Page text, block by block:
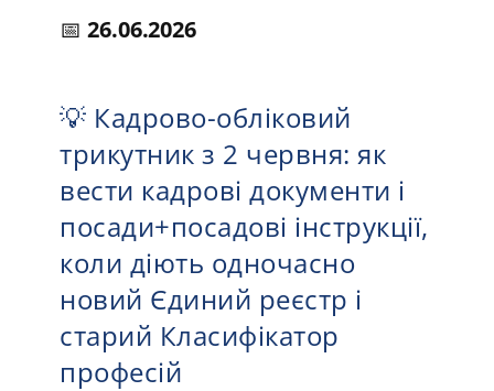
📅 26.06.2026
💡 Кадрово-обліковий
трикутник з 2 червня: як
вести кадрові документи і
посади+посадові інструкції,
коли діють одночасно
новий Єдиний реєстр і
старий Класифікатор
професій